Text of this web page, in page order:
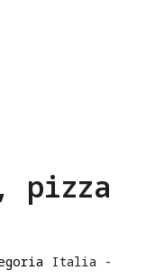
Italia -